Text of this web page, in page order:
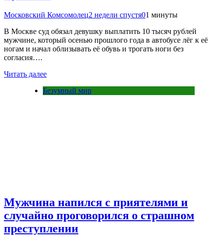
Московский Комсомолец2 недели спустя01 минуты
В Москве суд обязал девушку выплатить 10 тысяч рублей
мужчине, который осенью прошлого года в автобусе лёг к её
ногам и начал облизывать её обувь и трогать ноги без
согласия….
Читать далее
Безумный мир
Мужчина напился с приятелями и
случайно проговорился о страшном
преступлении